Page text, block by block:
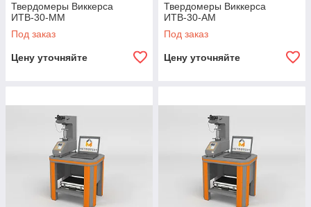
Твердомеры Виккерса
ИТВ-30-ММ
Под заказ
Цену уточняйте
Твердомеры Виккерса
ИТВ-30-АМ
Под заказ
Цену уточняйте